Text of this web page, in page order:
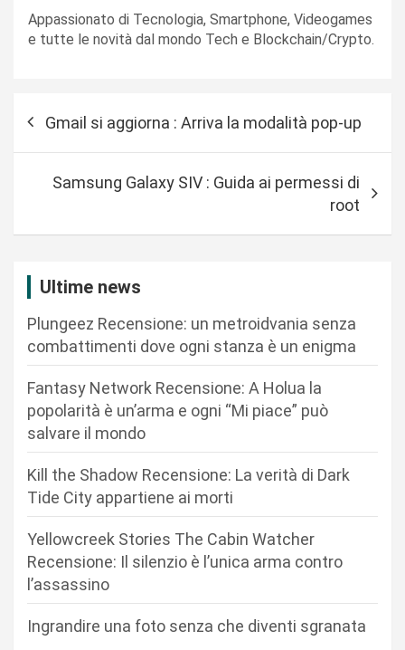
Appassionato di Tecnologia, Smartphone, Videogames
e tutte le novità dal mondo Tech e Blockchain/Crypto.
Gmail si aggiorna : Arriva la modalità pop-up
Samsung Galaxy SIV : Guida ai permessi di
root
Ultime news
Plungeez Recensione: un metroidvania senza
combattimenti dove ogni stanza è un enigma
Fantasy Network Recensione: A Holua la
popolarità è un’arma e ogni “Mi piace” può
salvare il mondo
Kill the Shadow Recensione: La verità di Dark
Tide City appartiene ai morti
Yellowcreek Stories The Cabin Watcher
Recensione: Il silenzio è l’unica arma contro
l’assassino
Ingrandire una foto senza che diventi sgranata